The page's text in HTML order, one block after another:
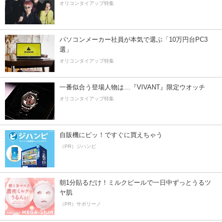
オリコンタイアップ特集
パソコンメーカー社員が本気で選ぶ「10万円台PC3
選」
オリコンタイアップ特集
一番似合う登場人物は…『VIVANT』限定ウオッチ
オリコンタイアップ特集
自販機にピッ！ですぐに買えちゃう
（PR）ジハンピ
朝1分貼るだけ！ミルクピールで一日中ずっとうるツ
ヤ肌
（PR）サボリーノ